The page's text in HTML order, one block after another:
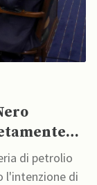
di petrolio
l'intenzione di